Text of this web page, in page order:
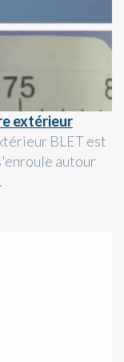
extérieur
BLET est
autour